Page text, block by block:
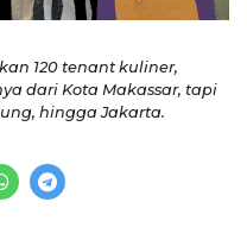
120 tenant kuliner,
dari Kota Makassar, tapi
hingga Jakarta.